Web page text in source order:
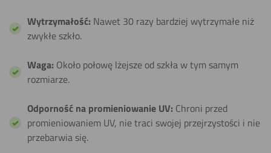
Wytrzymałość: Nawet 30 razy bardziej wytrzymałe niż
zwykłe szkło.
Waga: Około połowę lżejsze od szkła w tym samym
rozmiarze.
Odporność na promieniowanie UV: Chroni przed
promieniowaniem UV, nie traci swojej przejrzystości i nie
przebarwia się.